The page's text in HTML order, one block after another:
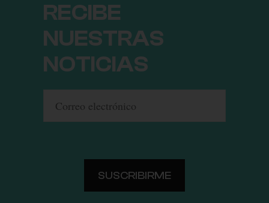
RECIBE
NUESTRAS
NOTICIAS